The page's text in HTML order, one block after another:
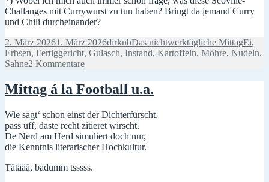
Challanges mit Currywurst zu tun haben? Bringt da jemand Curry
und Chili durcheinander?
Veröffentlicht
am
2. März 20261. März 2026Autor
dirknbKategorien
Das nichtwerktägliche MittagEi,
Erbsen, Fertiggericht, Gulasch, Instand, Kartoffeln, Möhre, Nudeln,
Sahne2 Kommentarezu
Witze,
teils
und
Änderungen
Mittag á la Football u.a.
Wie sagt‘ schon einst der Dichterfürscht,
pass uff, daste recht zitieret wirscht.
De Nerd am Herd simuliert doch nur,
die Kenntnis literarischer Hochkultur.
Tätäää, badumm tsssss.